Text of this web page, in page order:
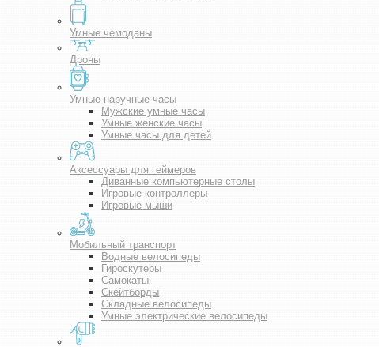
Умные чемоданы
Дроны
Умные наручные часы
Мужские умные часы
Умные женские часы
Умные часы для детей
Аксессуары для геймеров
Диванные компьютерные столы
Игровые контроллеры
Игровые мыши
Мобильный транспорт
Водные велосипеды
Гироскутеры
Самокаты
Скейтборды
Складные велосипеды
Умные электрические велосипеды